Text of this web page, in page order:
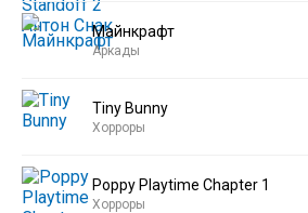
Майнкрафт
Аркады
Tiny Bunny
Хорроры
Poppy Playtime Chapter 1
Хорроры